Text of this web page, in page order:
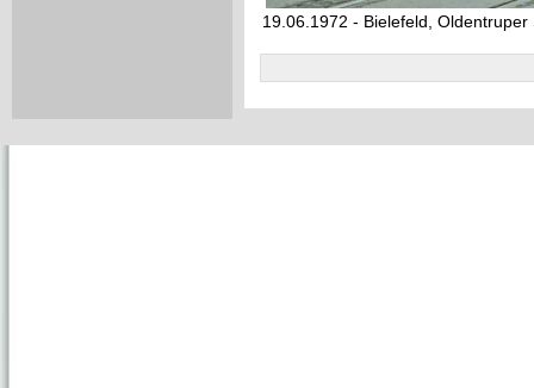
19.06.1972 - Bielefeld, Oldentruper